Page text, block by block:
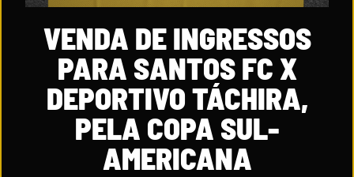
VENDA DE INGRESSOS
PARA SANTOS FC X
DEPORTIVO TÁCHIRA,
PELA COPA SUL-
AMERICANA